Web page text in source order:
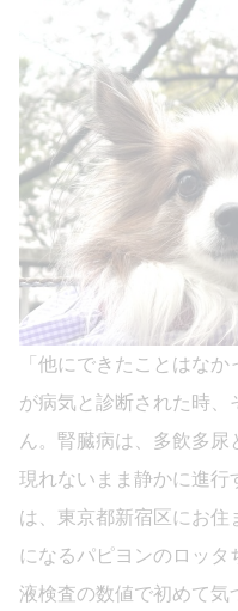
「他にできたことはな
が病気と診断された時、
ん。腎臓病は、多飲多
現れないまま静かに進行
は、東京都新宿区にお住
になるパピヨンのロッタ
液検査の数値で初めて気